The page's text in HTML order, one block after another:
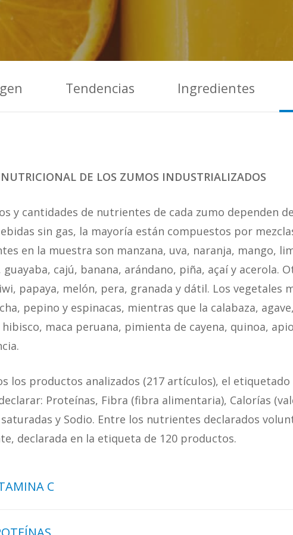
Tendencias Ingredientes
DE LOS ZUMOS INDUSTRIALIZADOS
y cantidades de nutrientes de cada zumo dependen
sin gas, la mayoría están compuestos por
en la muestra son manzana, uva, naranja, mango,
cajú, banana, arándano, piña, açaí y acerola.
papaya, melón, pera, granada y dátil. Los vegetales
pepino y espinacas, mientras que la calabaza,
hibisco, maca peruana, pimienta de cayena, quinoa,
los productos analizados (217 artículos), el
Proteínas, Fibra (fibra alimentaria), Calorías
saturadas y Sodio. Entre los nutrientes declarados
declarada en la etiqueta de 120 productos.
C